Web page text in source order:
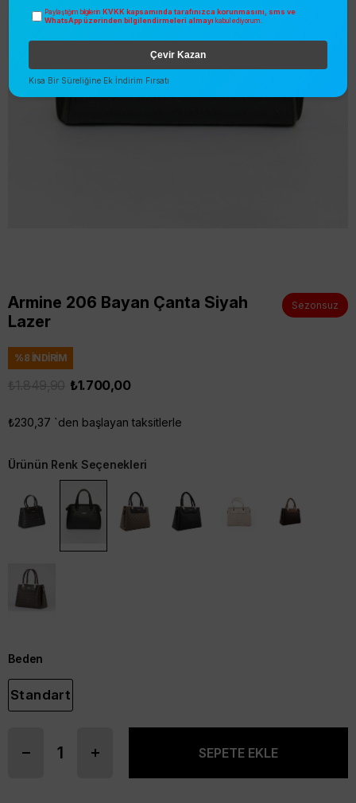
Armine 206 Bayan Çanta Siyah
Lazer
Sezonsuz
%8 İNDIRIM
₺1.700,00
₺230,37 `den başlayan taksitlerle
Ürünün Renk Seçenekleri
Beden
Standart
Paylaştığım bilgilerin KVKK kapsamında tarafınızca korunmasını, sms ve
WhatsApp üzerinden bilgilendirmeleri almayı kabul ediyorum.
Çevir Kazan
Kısa Bir Süreliğine Ek İndirim Fırsatı